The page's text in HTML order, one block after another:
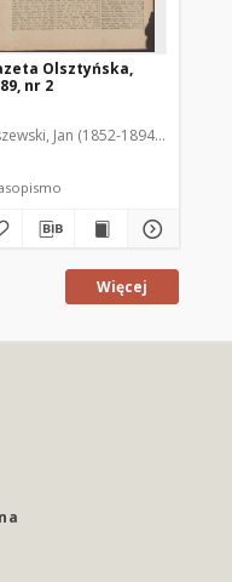
Olsztyńska,
nr 2
Jan (1852-1894). Red.
Więcej